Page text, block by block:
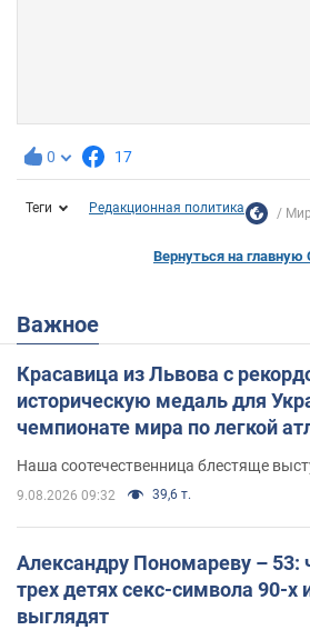
0 17
Теги Редакционная политика Мир
Вернуться на главную
Важное
Красавица из Львова с
историческую медаль для
чемпионате мира по легкой
Наша соотечественница блестяще
9.08.2026 09:32 39,6 т.
Александру Пономареву – 53:
трех детях секс-символа 90-х
выглядят